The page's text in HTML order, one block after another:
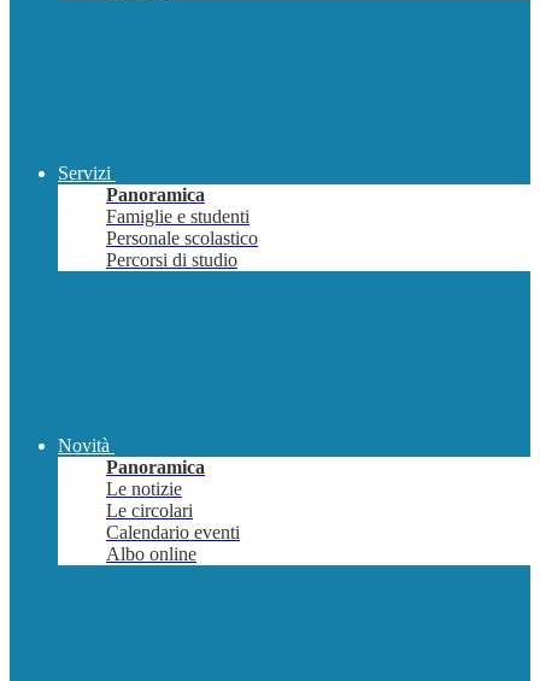
Servizi
Panoramica
Famiglie e studenti
Personale scolastico
Percorsi di studio
Novità
Panoramica
Le notizie
Le circolari
Calendario eventi
Albo online